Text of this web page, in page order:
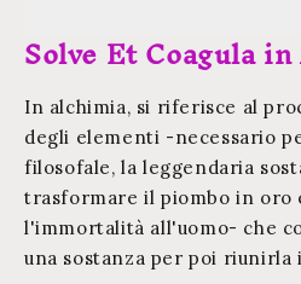
Solve Et Coagula
In alchimia, si riferisce al
degli elementi -necessario
filosofale, la leggendaria
trasformare il piombo in oro
l'immortalità all'uomo- che
una sostanza per poi riunirla